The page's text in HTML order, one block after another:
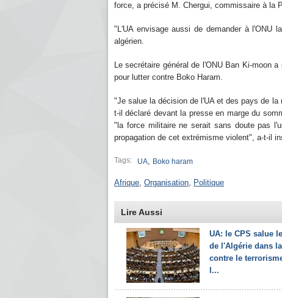
force, a précisé M. Chergui, commissaire à la
"L'UA envisage aussi de demander à l'ONU
algérien.
Le secrétaire général de l'ONU Ban Ki-moon
pour lutter contre Boko Haram.
"Je salue la décision de l'UA et des pays de
t-il déclaré devant la presse en marge du
"la force militaire ne serait sans doute pas
propagation de cet extrémisme violent", a-t-il
Tags: UA, Boko haram
Afrique, Organisation, Politique
Lire Aussi
UA: le CPS salue
de l'Algérie dans
contre le
l...